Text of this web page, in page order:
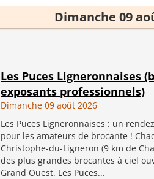
Dimanche 09
Les Puces Ligneronnaises
exposants professionnels)
Dimanche 09 août 2026
Les Puces Ligneronnaises : un
pour les amateurs de brocante !
Christophe-du-Ligneron (9 km de
des plus grandes brocantes à ciel
Grand Ouest. Les Puces...